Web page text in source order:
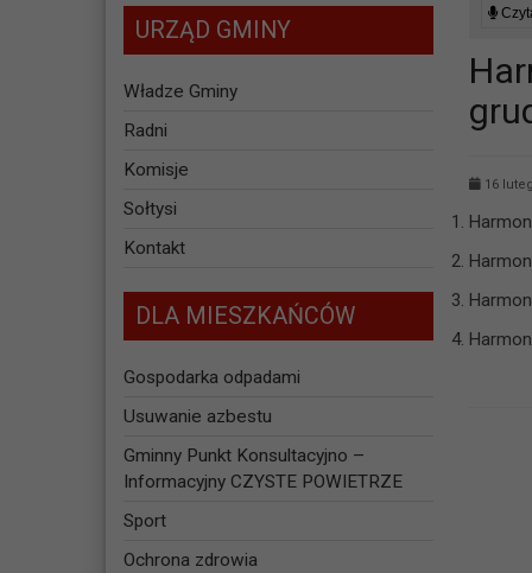
URZĄD GMINY
Władze Gminy
Radni
Komisje
Sołtysi
Kontakt
DLA MIESZKAŃCÓW
Gospodarka odpadami
Usuwanie azbestu
Gminny Punkt Konsultacyjno –
Informacyjny CZYSTE POWIETRZE
Sport
Ochrona zdrowia
16